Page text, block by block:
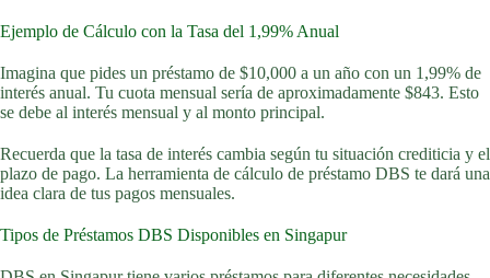
Ejemplo de Cálculo con la Tasa del 1,99% Anual
Imagina que pides un préstamo de $10,000 a un año con un 1,99% de
interés anual. Tu cuota mensual sería de aproximadamente $843. Esto
se debe al interés mensual y al monto principal.
Recuerda que la tasa de interés cambia según tu situación crediticia y el
plazo de pago. La herramienta de cálculo de préstamo DBS te dará una
idea clara de tus pagos mensuales.
Tipos de Préstamos DBS Disponibles en Singapur